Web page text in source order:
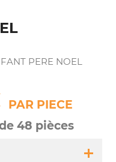
PERE NOEL
PAR PIECE
48 pièces